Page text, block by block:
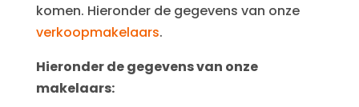
komen. Hieronder de gegevens van onze
verkoopmakelaars.
Hieronder de gegevens van onze
makelaars: